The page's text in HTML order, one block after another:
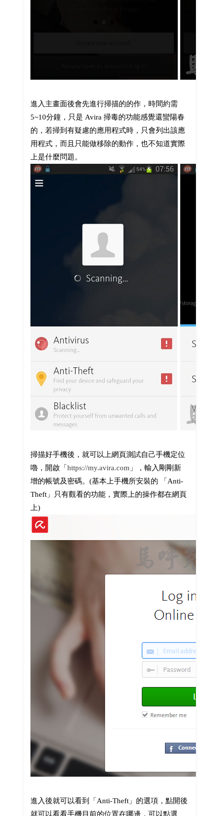
進入主畫面後會先進行掃描的的作，時間約需
5~10分鐘，只是 Avira 掃毒的功能感覺還蠻陽春
的，若掃到有疑慮的應用程式時，只會列出該應
用程式，而且只能做移除的動作，也不知道實際
上是什麼問題。
掃描好手機後，就可以上網頁測試自己手機定位
嚕，開啟「 https://my.avira.com」，輸入剛剛新
增的帳號及密碼。(基本上手機所安裝的 「Anti-
Theft」只有觀看的功能，實際上的操作都在網頁
上)
進入後就可以看到「Anti-Theft」的選項，點開後
就可以看看手機目前的位置在哪邊，可以點選